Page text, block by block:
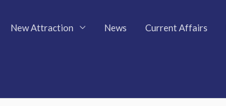
New Attraction News Current Affairs